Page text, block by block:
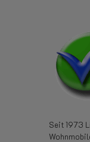
Seit 1973